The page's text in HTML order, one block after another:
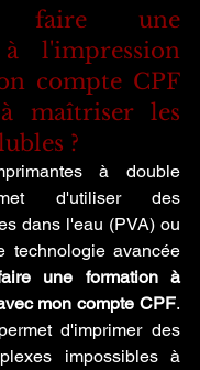
faire une
l'impression
compte CPF
maîtriser les
?
à double
d'utiliser des
dans l'eau (PVA) ou
technologie avancée
une formation à
mon compte CPF.
d'imprimer des
impossibles à